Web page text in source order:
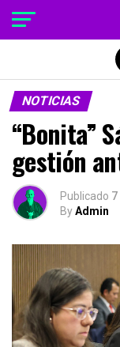
NOTICIAS
“Bonita”
gestión
Publicado
ByAdmin